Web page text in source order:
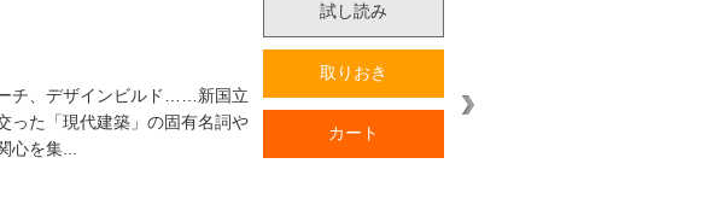
試し読み
取りおき
カート
チ、デザインビルド……新国立
った「現代建築」の固有名詞や
心を集...